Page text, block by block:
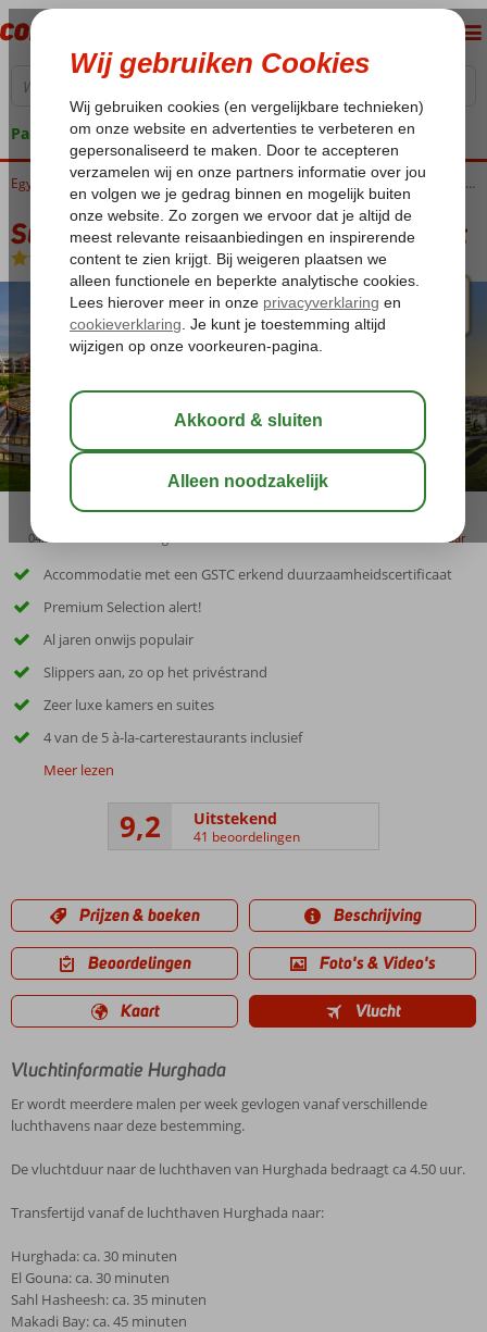
Pakketgarantie
Home Rode Zee Hurghada Hurghada-Stad Sunrise Crystal Bay Resort Grand Select
Sunrise Crystal Bay Resort Grand Select
All Inclusive-Hotel
04:50 bewaar
Accommodatie met een GSTC erkend duurzaamheidscertificaat
Premium Selection alert!
Al jaren onwijs populair
Slippers aan, zo op het privéstrand
Zeer luxe kamers en suites
4 van de 5 à-la-carterestaurants inclusief
Meer lezen
9,2 Uitstekend
41 beoordelingen
Prijzen & boeken Beschrijving
Beoordelingen Foto's & Video's
Kaart Vlucht
Vluchtinformatie Hurghada
Er wordt meerdere malen per week gevlogen vanaf verschillende
luchthavens naar deze bestemming.
De vluchtduur naar de luchthaven van Hurghada bedraagt ca 4.50 uur.
Transfertijd vanaf de luchthaven Hurghada naar:
Hurghada: ca. 30 minuten
El Gouna: ca. 30 minuten
Sahl Hasheesh: ca. 35 minuten
Makadi Bay: ca. 45 minuten